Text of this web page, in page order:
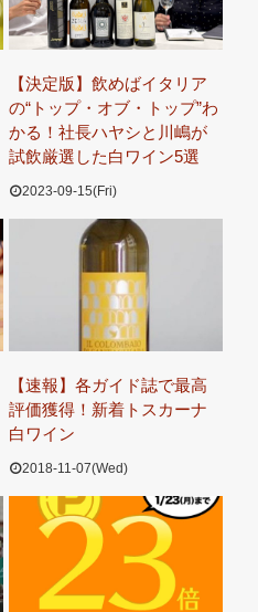
【決定版】飲めばイタリア
の“トップ・オブ・トップ”わ
かる！社長ハヤシと川嶋が
試飲厳選した白ワイン5選
2023-09-15(Fri)
【速報】各ガイド誌で最高
評価獲得！新着トスカーナ
白ワイン
2018-11-07(Wed)